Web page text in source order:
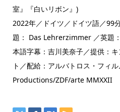
室』『白いリボン』)
2022年／ドイツ／ドイツ語／99
題： Das Lehrerzimmer ／英題
本語字幕：吉川美奈子／提供：
ト／配給：アルバトロス・フィ
Productions/ZDF/arte MMXXII